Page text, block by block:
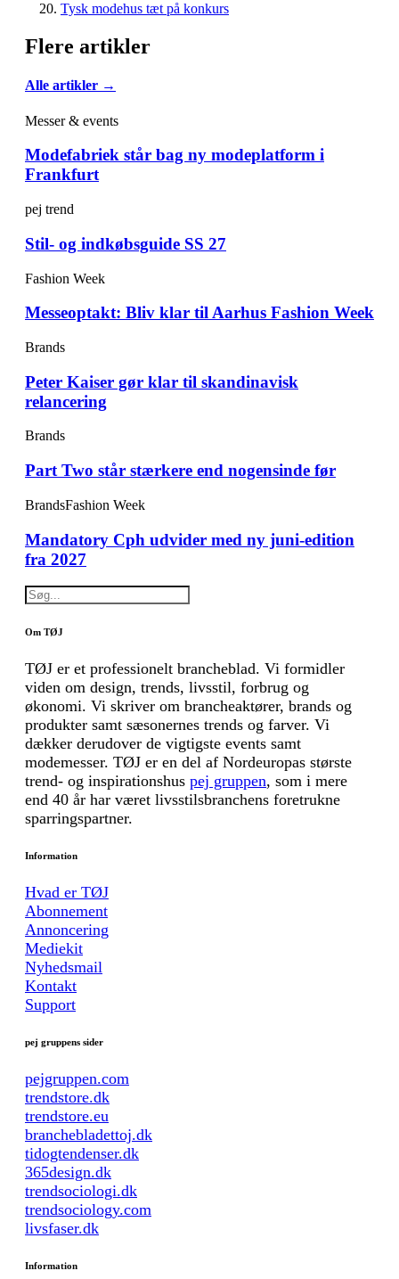
Tysk modehus tæt på konkurs
Flere artikler
Alle artikler →
Messer & events
Modefabriek står bag ny modeplatform i
Frankfurt
pej trend
Stil- og indkøbsguide SS 27
Fashion Week
Messeoptakt: Bliv klar til Aarhus Fashion Week
Brands
Peter Kaiser gør klar til skandinavisk
relancering
Brands
Part Two står stærkere end nogensinde før
BrandsFashion Week
Mandatory Cph udvider med ny juni-edition
fra 2027
Om TØJ
TØJ er et professionelt brancheblad. Vi formidler
viden om design, trends, livsstil, forbrug og
økonomi. Vi skriver om brancheaktører, brands og
produkter samt sæsonernes trends og farver. Vi
dækker derudover de vigtigste events samt
modemesser. TØJ er en del af Nordeuropas største
trend- og inspirationshus pej gruppen, som i mere
end 40 år har været livsstilsbranchens foretrukne
sparringspartner.
Information
Hvad er TØJ
Abonnement
Annoncering
Mediekit
Nyhedsmail
Kontakt
Support
pej gruppens sider
pejgruppen.com
trendstore.dk
trendstore.eu
branchebladettoj.dk
tidogtendenser.dk
365design.dk
trendsociologi.dk
trendsociology.com
livsfaser.dk
Information